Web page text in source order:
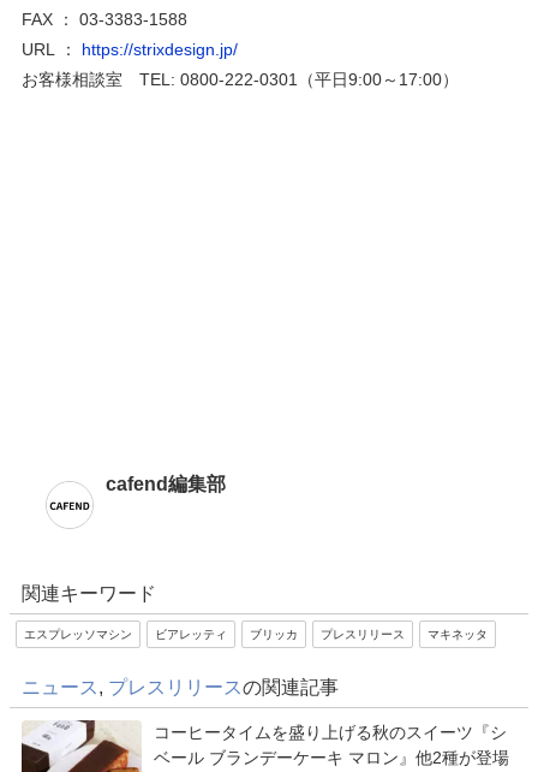
FAX ： 03-3383-1588
URL ：
https://strixdesign.jp/
お客様相談室 TEL: 0800-222-0301（平日9:00～17:00）
cafend編集部
関連キーワード
エスプレッソマシン ビアレッティ ブリッカ プレスリリース マキネッタ
ニュース , プレスリリースの関連記事
コーヒータイムを盛り上げる秋のスイーツ『シ
ベール ブランデーケーキ マロン』他2種が登場